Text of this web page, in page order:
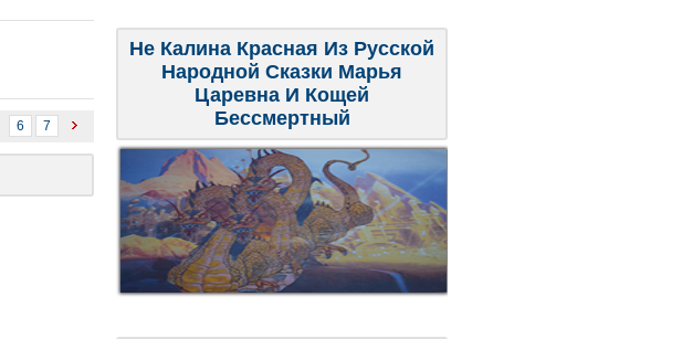
6 7
Не Калина Красная Из Русской
Народной Сказки Марья
Царевна И Кощей
Бессмертный